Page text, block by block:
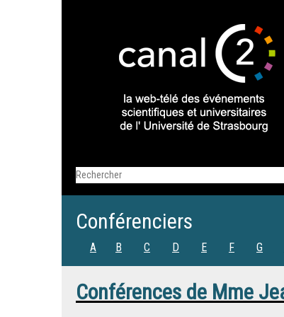
Conférenciers
A B C D E F G
Conférences de Mme